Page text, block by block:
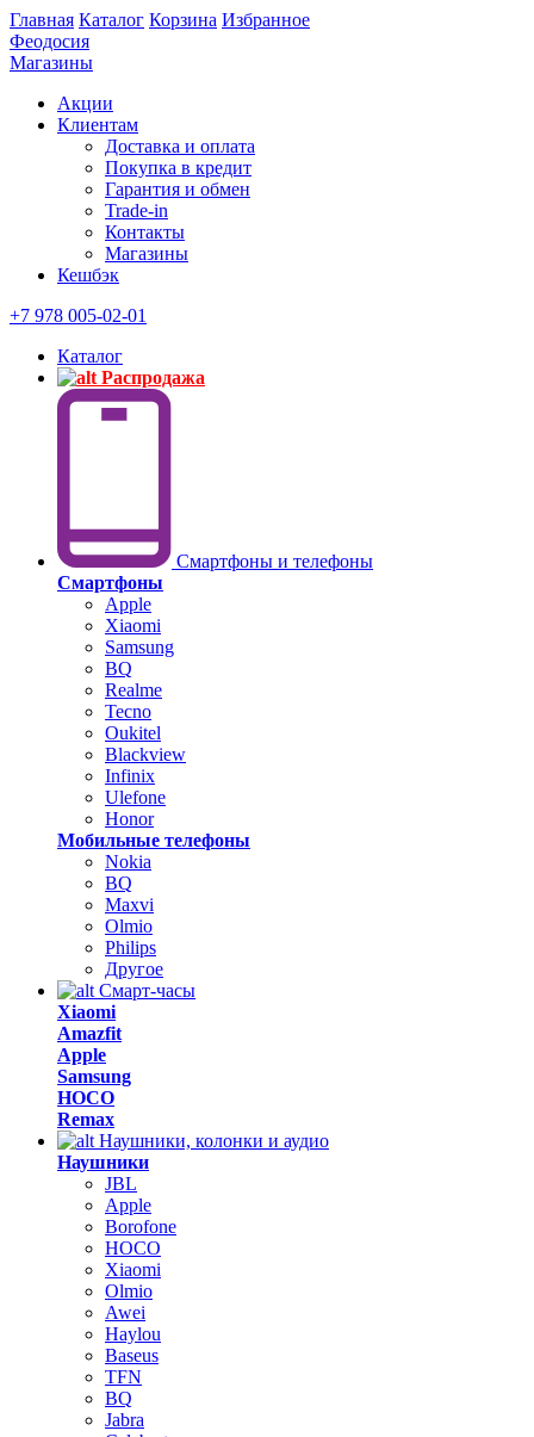
Главная Каталог Корзина Избранное
Феодосия
Магазины
Акции
Клиентам
Доставка и оплата
Покупка в кредит
Гарантия и обмен
Trade-in
Контакты
Магазины
Кешбэк
+7 978 005-02-01
Каталог
Распродажа
Смартфоны и телефоны
Смартфоны
Apple
Xiaomi
Samsung
BQ
Realme
Tecno
Oukitel
Blackview
Infinix
Ulefone
Honor
Мобильные телефоны
Nokia
BQ
Maxvi
Olmio
Philips
Другое
Смарт-часы
Xiaomi
Amazfit
Apple
Samsung
HOCO
Remax
Наушники, колонки и аудио
Наушники
JBL
Apple
Borofone
HOCO
Xiaomi
Olmio
Awei
Haylou
Baseus
TFN
BQ
Jabra